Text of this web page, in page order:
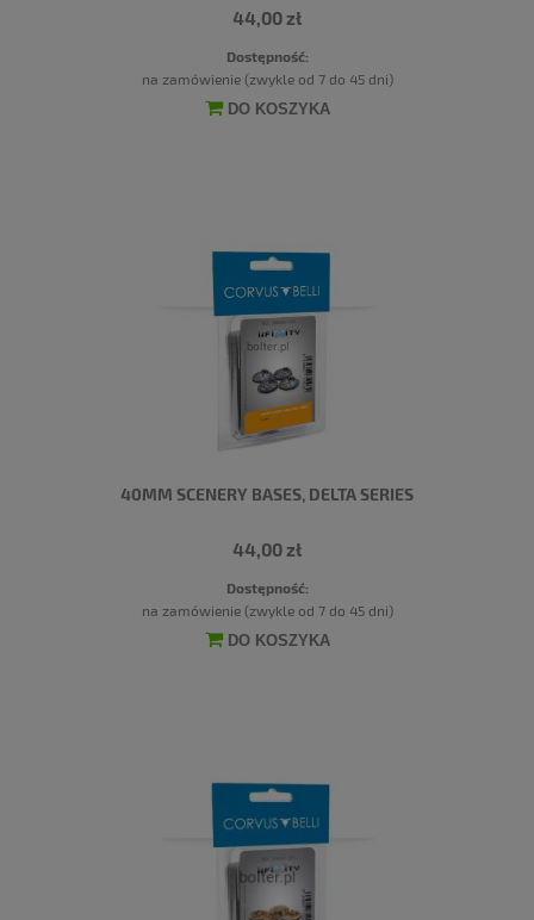
44,00 zł
Dostępność:
na zamówienie (zwykle od 7 do 45 dni)
DO KOSZYKA
40MM SCENERY BASES, DELTA SERIES
44,00 zł
Dostępność:
na zamówienie (zwykle od 7 do 45 dni)
DO KOSZYKA